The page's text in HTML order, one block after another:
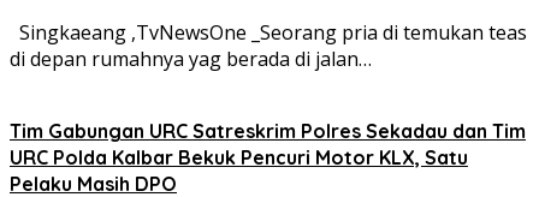
Singkaeang ,TvNewsOne _Seorang pria di temukan teas
di depan rumahnya yag berada di jalan…
Tim Gabungan URC Satreskrim Polres Sekadau dan Tim
URC Polda Kalbar Bekuk Pencuri Motor KLX, Satu
Pelaku Masih DPO